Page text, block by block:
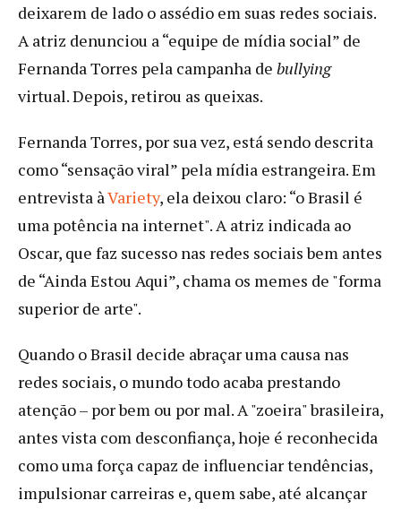
deixarem de lado o assédio em suas redes sociais.
A atriz denunciou a “equipe de mídia social” de
Fernanda Torres pela campanha de bullying
virtual. Depois, retirou as queixas.
Fernanda Torres, por sua vez, está sendo descrita
como “sensação viral” pela mídia estrangeira. Em
entrevista àVariety, ela deixou claro: “o Brasil é
uma potência na internet". A atriz indicada ao
Oscar, que faz sucesso nas redes sociais bem antes
de “Ainda Estou Aqui”, chama os memes de "forma
superior de arte".
Quando o Brasil decide abraçar uma causa nas
redes sociais, o mundo todo acaba prestando
atenção – por bem ou por mal. A "zoeira" brasileira,
antes vista com desconfiança, hoje é reconhecida
como uma força capaz de influenciar tendências,
impulsionar carreiras e, quem sabe, até alcançar